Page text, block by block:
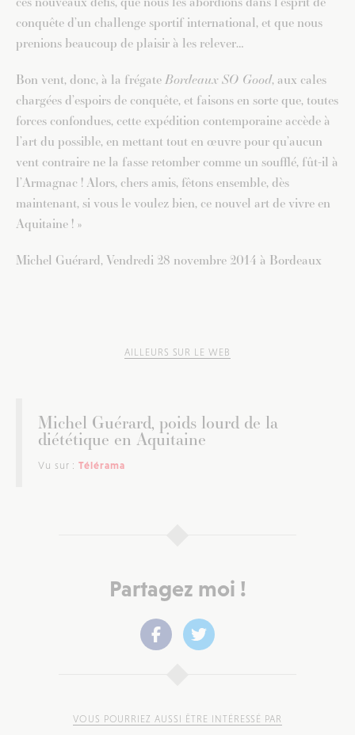
conquête d’un challenge sportif international, et que nous
prenions beaucoup de plaisir à les relever…
Bon vent, donc, à la frégateBordeaux SO Good, aux cales
chargées d’espoirs de conquête, et faisons en sorte que, toutes
forces confondues, cette expédition contemporaine accède à
l’art du possible, en mettant tout en œuvre pour qu’aucun
vent contraire ne la fasse retomber comme un soufflé, fût-il à
l’Armagnac ! Alors, chers amis, fêtons ensemble, dès
maintenant, si vous le voulez bien, ce nouvel art de vivre en
Aquitaine ! »
Michel Guérard, Vendredi 28 novembre 2014 à Bordeaux
AILLEURS SUR LE WEB
Michel Guérard, poids lourd de la
diététique en Aquitaine
Vu sur :Télérama
Partagez moi !
VOUS POURRIEZ AUSSI ÊTRE INTÉRESSÉ PAR